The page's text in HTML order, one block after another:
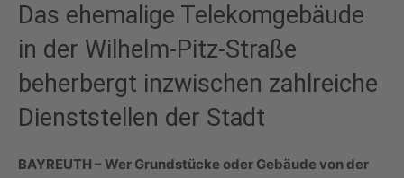
Das ehemalige Telekomgebäude
in der Wilhelm-Pitz-Straße
beherbergt inzwischen zahlreiche
Dienststellen der Stadt
BAYREUTH – Wer Grundstücke oder Gebäude von der